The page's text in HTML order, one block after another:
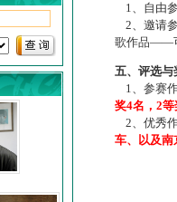
1、自由
2、邀请
歌作品——
五、评选与
1、参赛
奖4名，2等
2、优秀
车、以及南